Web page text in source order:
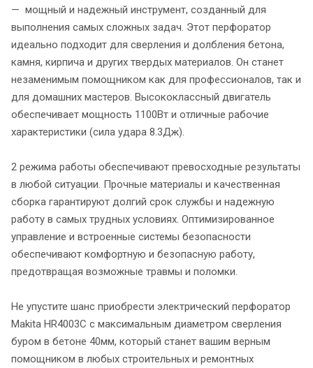
— мощный и надежный инструмент, созданный для
выполнения самых сложных задач. Этот перфоратор
идеально подходит для сверления и долбления бетона,
камня, кирпича и других твердых материалов. Он станет
незаменимым помощником как для профессионалов, так и
для домашних мастеров. Высококлассный двигатель
обеспечивает мощность 1100Вт и отличные рабочие
характеристики (сила удара 8.3Дж).
2 режима работы обеспечивают превосходные результаты
в любой ситуации. Прочные материалы и качественная
сборка гарантируют долгий срок службы и надежную
работу в самых трудных условиях. Оптимизированное
управление и встроенные системы безопасности
обеспечивают комфортную и безопасную работу,
предотвращая возможные травмы и поломки.
Не упустите шанс приобрести электрический перфоратор
Makita HR4003C с максимальным диаметром сверления
буром в бетоне 40мм, который станет вашим верным
помощником в любых строительных и ремонтных